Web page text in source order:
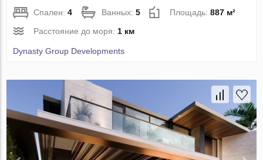
Спален:4 Ванных:5 Площадь:887 м²
Расстояние до моря: 1 км
Dynasty Group Developments